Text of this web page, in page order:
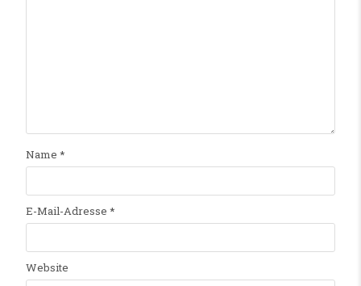
Name *
E-Mail-Adresse *
Website